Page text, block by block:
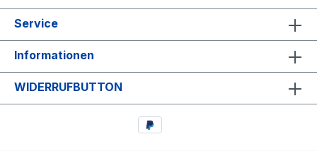
Service
Informationen
WIDERRUFBUTTON